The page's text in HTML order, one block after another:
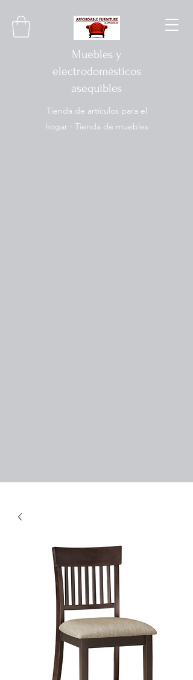
Muebles y
electrodomésticos
asequibles
Tienda de artículos para el
hogar · Tienda de muebles